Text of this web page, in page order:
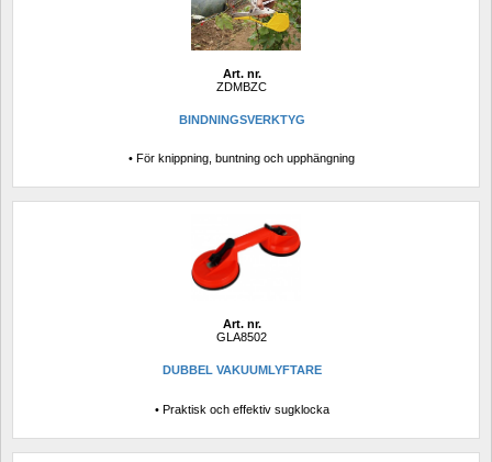
Art. nr.
ZDMBZC
BINDNINGSVERKTYG
• För knippning, buntning och upphängning
Art. nr.
GLA8502
DUBBEL VAKUUMLYFTARE
• Praktisk och effektiv sugklocka